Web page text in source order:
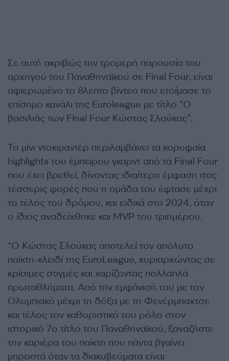
Σε αυτή ακριβώς την τρομερή παρουσία του
αρχηγού του Παναθηναϊκού σε Final Four, είναι
αφιερωμένο το 8λεπτο βίντεο που ετοίμασε το
επίσημο κανάλι της Euroleague με τίτλο “Ο
βασιλιάς των Final Four Κώστας Σλούκας”.
Το μίνι ντοκιμαντέρ περιλαμβάνει τα κορυφαία
highlights του έμπειρου γκαρντ από τα Final Four
που έχει βρεθεί, δίνοντας ιδιαίτερη έμφαση στις
τέσσερις φορές που η ομάδα του έφτασε μέχρι
το τέλος του δρόμου, και ειδικά στο 2024, όταν
ο ίδιος αναδείχθηκε και MVP του τριημέρου.
“Ο Κώστας Σλούκας αποτελεί τον απόλυτο
παίκτη-κλειδί της EuroLeague, κυριαρχώντας σε
κρίσιμες στιγμές και χαρίζοντας πολλαπλά
πρωταθλήματα. Από την εμφάνισή του με τον
Ολυμπιακό μέχρι τη δόξα με τη Φενέρμπαχτσε
και τέλος τον καθοριστικό του ρόλο στον
ιστορικό 7ο τίτλο του Παναθηναϊκού, ξαναζήστε
την καριέρα του παίκτη που πάντα βγαίνει
μπροστά όταν τα διακυβεύματα είναι